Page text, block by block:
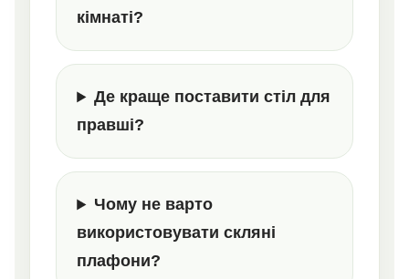
кімнаті?
Де краще поставити стіл для
правші?
Чому не варто
використовувати скляні
плафони?